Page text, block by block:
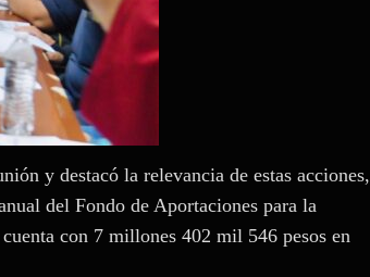
y destacó la relevancia de estas acciones,
del Fondo de Aportaciones para la
con 7 millones 402 mil 546 pesos en